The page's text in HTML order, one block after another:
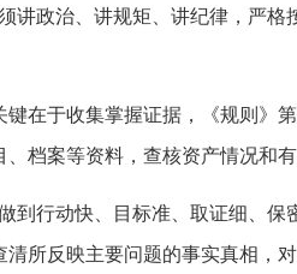
讲政治、讲规矩、讲纪律，严格
在于收集掌握证据，《规则》
、档案等资料，查核资产情况和有
到行动快、目标准、取证细、保
清所反映主要问题的事实真相，